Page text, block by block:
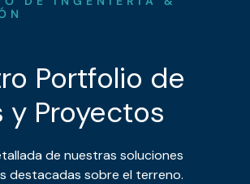
Portfolio de
y Proyectos
de nuestras soluciones
destacadas sobre el terreno.